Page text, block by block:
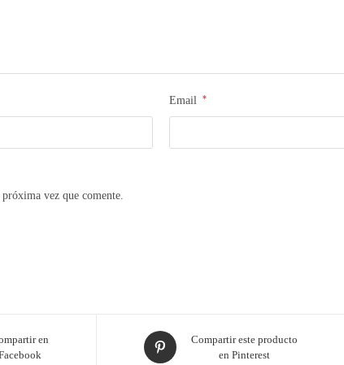
Email *
vez que comente.
en
Compartir este producto
en Pinterest